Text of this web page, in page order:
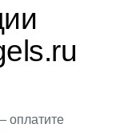
оплатите